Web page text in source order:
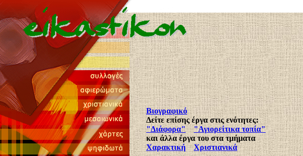
Βιογραφικό
Δείτε επίσης έργα στις ενότητες:
"Διάφορα"
"Αγιορείτικα τοπία"
και άλλα έργα του στα τμήματα
Χαρακτική
Χριστιανικά